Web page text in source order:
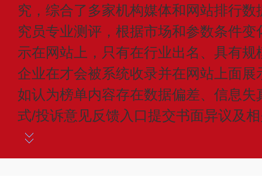
究，综合了多家机构媒体和网站排行
究员专业测评，根据市场和参数条件
示在网站上，只有在行业出名、具有
企业在才会被系统收录并在网站上面
如认为榜单内容存在数据偏差、信息
式/投诉意见反馈入口提交书面异议及